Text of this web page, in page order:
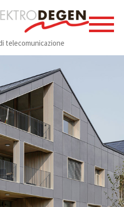
telecomunicazione